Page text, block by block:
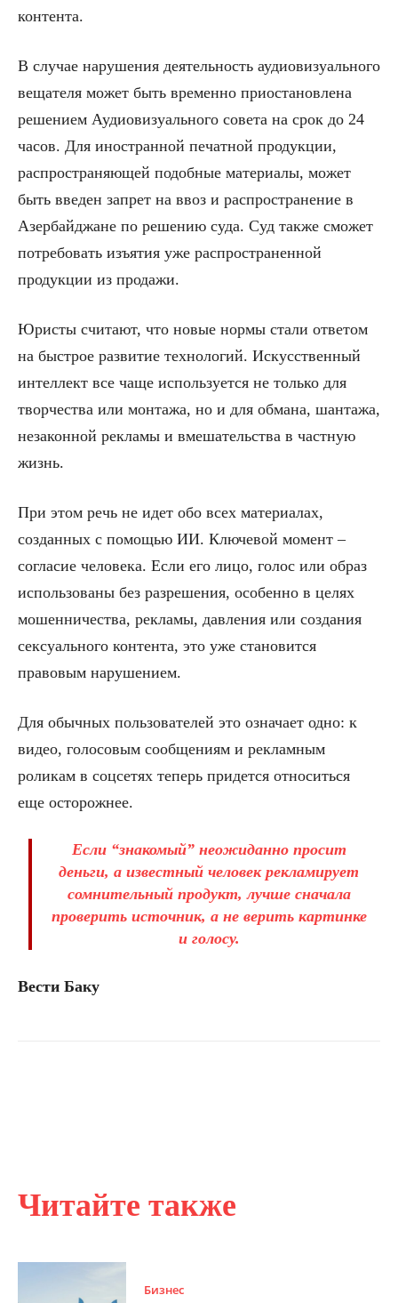
Читайте также
Бизнес
контента.
В случае нарушения деятельность аудиовизуального
вещателя может быть временно приостановлена
решением Аудиовизуального совета на срок до 24
часов. Для иностранной печатной продукции,
распространяющей подобные материалы, может
быть введен запрет на ввоз и распространение в
Азербайджане по решению суда. Суд также сможет
потребовать изъятия уже распространенной
продукции из продажи.
Юристы считают, что новые нормы стали ответом
на быстрое развитие технологий. Искусственный
интеллект все чаще используется не только для
творчества или монтажа, но и для обмана, шантажа,
незаконной рекламы и вмешательства в частную
жизнь.
При этом речь не идет обо всех материалах,
созданных с помощью ИИ. Ключевой момент –
согласие человека. Если его лицо, голос или образ
использованы без разрешения, особенно в целях
мошенничества, рекламы, давления или создания
сексуального контента, это уже становится
правовым нарушением.
Для обычных пользователей это означает одно: к
видео, голосовым сообщениям и рекламным
роликам в соцсетях теперь придется относиться
еще осторожнее.
Если “знакомый” неожиданно просит
деньги, а известный человек рекламирует
сомнительный продукт, лучше сначала
проверить источник, а не верить картинке
и голосу.
Вести Баку